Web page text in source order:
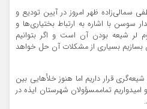
سمالی‌زاده ظهر امروز در آیین تودیع و
سوسن با اشاره به ارتباط بختیاری‌ها و
لر شیعه بودن آن است و اگر بتوانیم
بسازیم بسیاری از مشکلات آن حل خواهد
قرار داریم اما هنوز خلأهایی بین
تماممسؤولان شهرستان ایذه در